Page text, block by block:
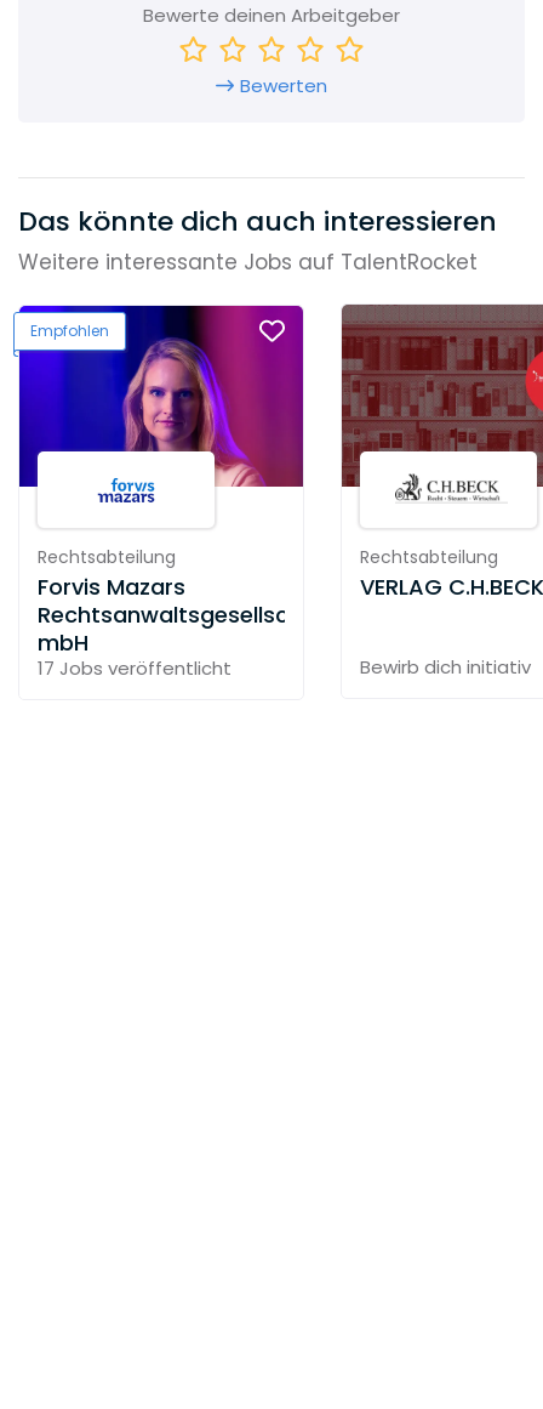
Bewerte deinen Arbeitgeber
Bewerten
Das könnte dich auch interessieren
Weitere interessante Jobs auf TalentRocket
Empfohlen
Rechtsabteilung
Forvis Mazars
Rechtsanwaltsgesellschaft
mbH
17 Jobs veröffentlicht
Rechtsabteilung
VERLAG
Bewirb dich initiativ